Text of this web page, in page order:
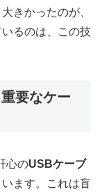
きかったのが、
るのは、この技
要なケー
心のUSBケーブ
ます。これは盲